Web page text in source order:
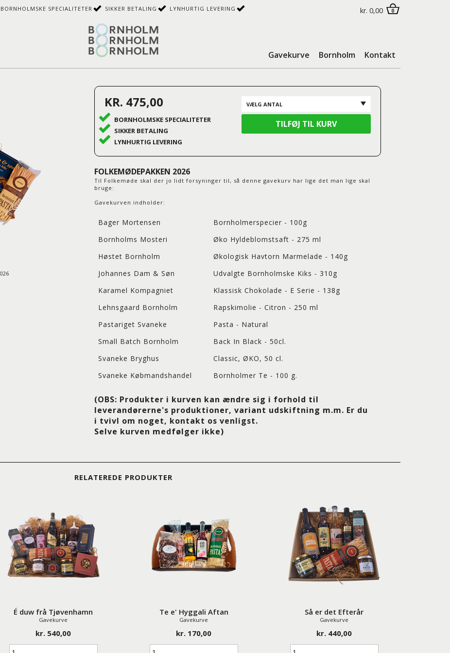
BORNHOLMSKE SPECIALITETER SIKKER BETALING LYNHURTIG LEVERING
Gavekurve Bornholm Kontakt
kr. 0,00 0
KR. 475,00
BORNHOLMSKE SPECIALITETER
SIKKER BETALING
LYNHURTIG LEVERING
FOLKEMØDEPAKKEN 2026
Til Folkemøde skal der jo lidt forsyninger til, så denne gavekurv har lige det man lige skal
bruge:
Gavekurven indholder:
Bager Mortensen
Bornholmerspecier - 100g
Bornholms Mosteri
Øko Hyldeblomstsaft - 275 ml
Høstet Bornholm
Økologisk Havtorn Marmelade - 140g
Johannes Dam & Søn
Udvalgte Bornholmske Kiks - 310g
Karamel Kompagniet
Klassisk Chokolade - E Serie - 138g
Lehnsgaard Bornholm
Rapskimolie - Citron - 250 ml
Pastariget Svaneke
Pasta - Natural
Small Batch Bornholm
Back In Black - 50cl.
Svaneke Bryghus
Classic, ØKO, 50 cl.
Svaneke Købmandshandel
Bornholmer Te - 100 g.
(OBS: Produkter i kurven kan ændre sig i forhold til
leverandørerne's produktioner, variant udskiftning m.m. Er du
i tvivl om noget, kontakt os venligst.
Selve kurven medfølger ikke)
RELATEREDE PRODUKTER
É duw frå Tjøvenhamn
Gavekurve
kr. 540,00
Te e' Hyggali Aftan
Gavekurve
kr. 170,00
Så er det Efterår
Gavekurve
kr. 440,00